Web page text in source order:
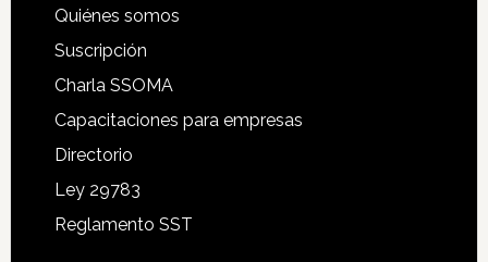
Quiénes somos
Suscripción
Charla SSOMA
Capacitaciones para empresas
Directorio
Ley 29783
Reglamento SST